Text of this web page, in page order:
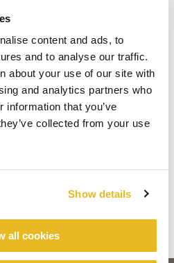
content and ads, to
and to analyse our traffic.
about your use of our site with
and analytics partners who
information that you’ve
collected from your use
Show details
all cookies
du personnel. Avec
et de finitions
TopLab® est une
pour les ingénieurs,
du monde entier
répondre aux attentes